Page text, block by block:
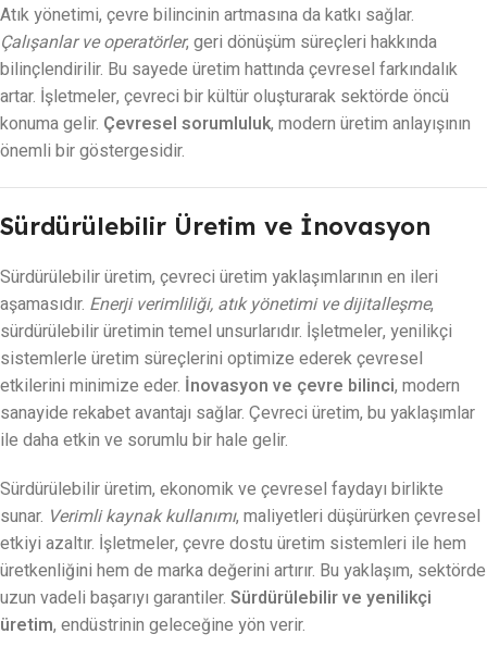
Atık yönetimi, çevre bilincinin artmasına da katkı sağlar.
Çalışanlar ve operatörler, geri dönüşüm süreçleri hakkında
bilinçlendirilir. Bu sayede üretim hattında çevresel farkındalık
artar. İşletmeler, çevreci bir kültür oluşturarak sektörde öncü
konuma gelir. Çevresel sorumluluk, modern üretim anlayışının
önemli bir göstergesidir.
Sürdürülebilir Üretim ve İnovasyon
Sürdürülebilir üretim, çevreci üretim yaklaşımlarının en ileri
aşamasıdır. Enerji verimliliği, atık yönetimi ve dijitalleşme,
sürdürülebilir üretimin temel unsurlarıdır. İşletmeler, yenilikçi
sistemlerle üretim süreçlerini optimize ederek çevresel
etkilerini minimize eder. İnovasyon ve çevre bilinci, modern
sanayide rekabet avantajı sağlar. Çevreci üretim, bu yaklaşımlar
ile daha etkin ve sorumlu bir hale gelir.
Sürdürülebilir üretim, ekonomik ve çevresel faydayı birlikte
sunar. Verimli kaynak kullanımı, maliyetleri düşürürken çevresel
etkiyi azaltır. İşletmeler, çevre dostu üretim sistemleri ile hem
üretkenliğini hem de marka değerini artırır. Bu yaklaşım, sektörde
uzun vadeli başarıyı garantiler. Sürdürülebilir ve yenilikçi
üretim, endüstrinin geleceğine yön verir.